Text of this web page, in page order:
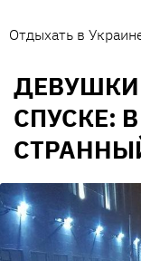
Отдыхать в
СПУСКЕ: